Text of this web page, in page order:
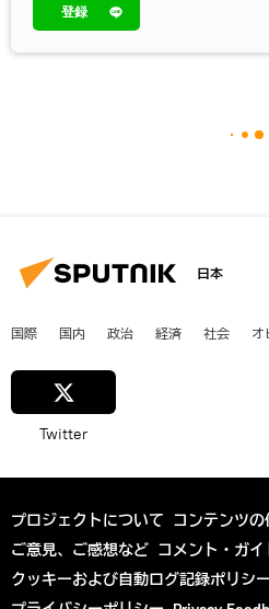
登録
日本
国際 国内 政治 経済 社会 オ
Twitter
プロジェクトについて コンテンツの
ご意見、ご感想など コメント・ガイ
クッキーおよび自動ログ記録ポリシー